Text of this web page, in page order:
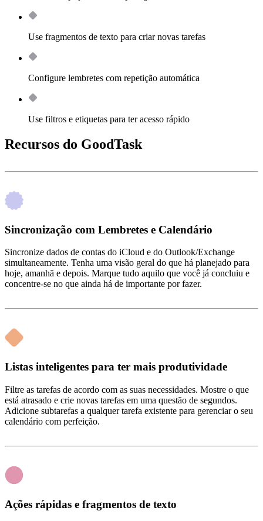
Use fragmentos de texto para criar novas tarefas
Configure lembretes com repetição automática
Use filtros e etiquetas para ter acesso rápido
Recursos do GoodTask
Sincronização com Lembretes e Calendário
Sincronize dados de contas do iCloud e do Outlook/Exchange
simultaneamente. Tenha uma visão geral do que há planejado para
hoje, amanhã e depois. Marque tudo aquilo que você já concluiu e
concentre‑se no que ainda há de importante por fazer.
Listas inteligentes para ter mais produtividade
Filtre as tarefas de acordo com as suas necessidades. Mostre o que
está atrasado e crie novas tarefas em uma questão de segundos.
Adicione subtarefas a qualquer tarefa existente para gerenciar o seu
calendário com perfeição.
Ações rápidas e fragmentos de texto